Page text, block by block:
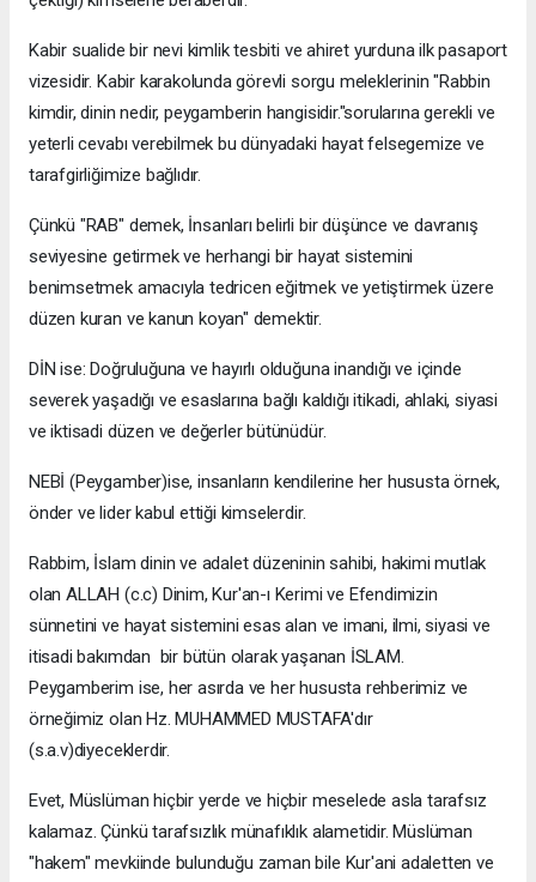
Kabir sualide bir nevi kimlik tesbiti ve ahiret yurduna ilk pasaport
vizesidir. Kabir karakolunda görevli sorgu meleklerinin "Rabbin
kimdir, dinin nedir, peygamberin hangisidir."sorularına gerekli ve
yeterli cevabı verebilmek bu dünyadaki hayat felsegemize ve
tarafgirliğimize bağlıdır.
Çünkü "RAB" demek, İnsanları belirli bir düşünce ve davranış
seviyesine getirmek ve herhangi bir hayat sistemini
benimsetmek amacıyla tedricen eğitmek ve yetiştirmek üzere
düzen kuran ve kanun koyan" demektir.
DİN ise: Doğruluğuna ve hayırlı olduğuna inandığı ve içinde
severek yaşadığı ve esaslarına bağlı kaldığı itikadi, ahlaki, siyasi
ve iktisadi düzen ve değerler bütünüdür.
NEBİ (Peygamber)ise, insanların kendilerine her hususta örnek,
önder ve lider kabul ettiği kimselerdir.
Rabbim, İslam dinin ve adalet düzeninin sahibi, hakimi mutlak
olan ALLAH (c.c) Dinim, Kur'an-ı Kerimi ve Efendimizin
sünnetini ve hayat sistemini esas alan ve imani, ilmi, siyasi ve
itisadi bakımdan bir bütün olarak yaşanan İSLAM.
Peygamberim ise, her asırda ve her hususta rehberimiz ve
örneğimiz olan Hz. MUHAMMED MUSTAFA'dır
(s.a.v)diyeceklerdir.
Evet, Müslüman hiçbir yerde ve hiçbir meselede asla tarafsız
kalamaz. Çünkü tarafsızlık münafıklık alametidir. Müslüman
"hakem" mevkiinde bulunduğu zaman bile Kur'ani adaletten ve